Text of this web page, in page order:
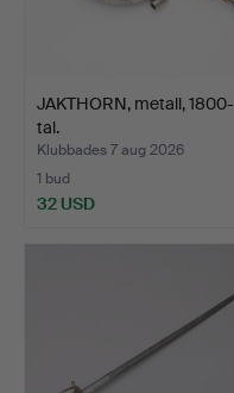
JAKTHORN, metall, 1800-
tal.
Klubbades 7 aug 2026
1 bud
32 USD